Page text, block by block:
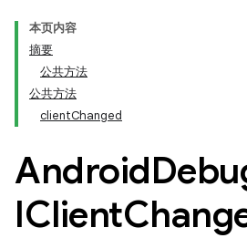
本页内容
摘要
公共方法
公共方法
clientChanged
Android
IClient